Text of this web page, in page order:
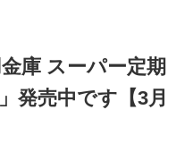
庫 スーパー定期
発売中です【3月